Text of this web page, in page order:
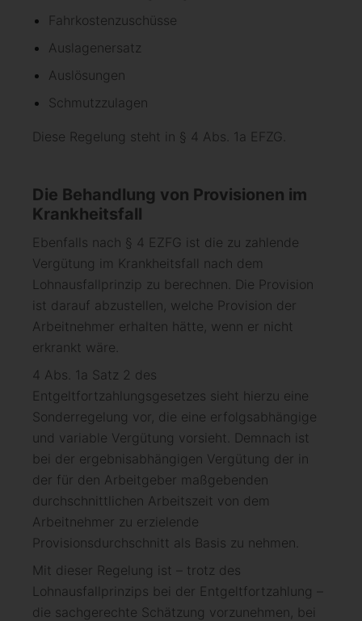
Fahrkostenzuschüsse
Auslagenersatz
Auslösungen
Schmutzzulagen
Diese Regelung steht in § 4 Abs. 1a EFZG.
Die Behandlung von Provisionen im
Krankheitsfall
Ebenfalls nach § 4 EZFG ist die zu zahlende
Vergütung im Krankheitsfall nach dem
Lohnausfallprinzip zu berechnen. Die Provision
ist darauf abzustellen, welche Provision der
Arbeitnehmer erhalten hätte, wenn er nicht
erkrankt wäre.
4 Abs. 1a Satz 2 des
Entgeltfortzahlungsgesetzes sieht hierzu eine
Sonderregelung vor, die eine erfolgsabhängige
und variable Vergütung vorsieht. Demnach ist
bei der ergebnisabhängigen Vergütung der in
der für den Arbeitgeber maßgebenden
durchschnittlichen Arbeitszeit von dem
Arbeitnehmer zu erzielende
Provisionsdurchschnitt als Basis zu nehmen.
Mit dieser Regelung ist – trotz des
Lohnausfallprinzips bei der Entgeltfortzahlung –
die sachgerechte Schätzung vorzunehmen, bei